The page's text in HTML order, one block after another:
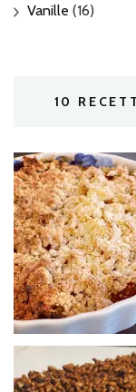
Vanille (16)
10